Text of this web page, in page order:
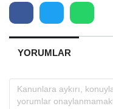
YORUMLAR